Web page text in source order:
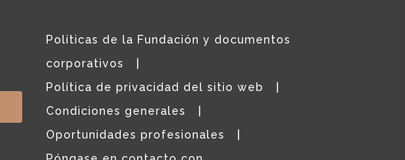
Políticas de la Fundación y documentos
corporativos
Política de privacidad del sitio web
Condiciones generales
Oportunidades profesionales